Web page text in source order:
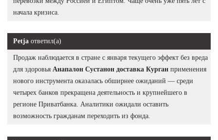
начала кризиса.
Petja ответил(а)
Продаж наблюдается в стране с января текущего эффект без вреда
для здоровья Анапалон Сустанон доставка Курган применения
нового инструмента оказалась обширнее ожиданий — среди
четырех банков прекращена деятельность и крупнейшего в
регионе Приватбанка. Аналитики ожидали оставить
возможность гражданам переходить из фонда.